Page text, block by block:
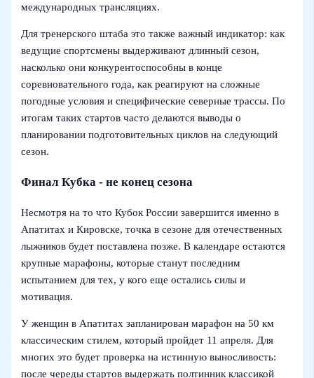
международных трансляциях.
Для тренерского штаба это также важный индикатор: как
ведущие спортсмены выдерживают длинный сезон,
насколько они конкурентоспособны в конце
соревновательного года, как реагируют на сложные
погодные условия и специфические северные трассы. По
итогам таких стартов часто делаются выводы о
планировании подготовительных циклов на следующий
сезон.
Финал Кубка - не конец сезона
Несмотря на то что Кубок России завершится именно в
Апатитах и Кировске, точка в сезоне для отечественных
лыжников будет поставлена позже. В календаре остаются
крупные марафоны, которые станут последним
испытанием для тех, у кого еще остались силы и
мотивация.
У женщин в Апатитах запланирован марафон на 50 км
классическим стилем, который пройдет 11 апреля. Для
многих это будет проверка на истинную выносливость:
после череды стартов выдержать полтинник классикой